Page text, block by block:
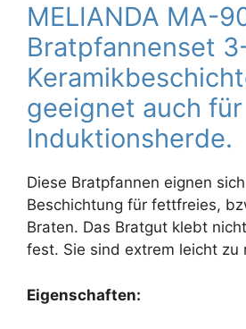
MELIANDA MA-
Bratpfannenset
geeignet auch für
Induktionsherde.
Diese Bratpfannen eignen
Beschichtung für fettfreies,
Braten. Das Bratgut klebt
fest. Sie sind extrem leicht zu
Eigenschaften: